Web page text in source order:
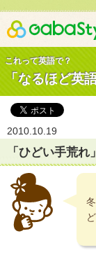
これって英語で？
「なるほど英
2010.10.19
「ひどい手荒れ